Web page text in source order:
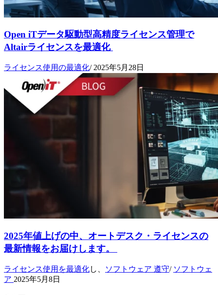
Open iTデータ駆動型高精度ライセンス管理で
Altairライセンスを最適化
ライセンス使用の最適化/ 2025年5月28日
2025年値上げの中、オートデスク・ライセンスの
最新情報をお届けします。
ライセンス使用を最適化し、 ソフトウェア 遵守/ ソフトウェ
ア 2025年5月8日